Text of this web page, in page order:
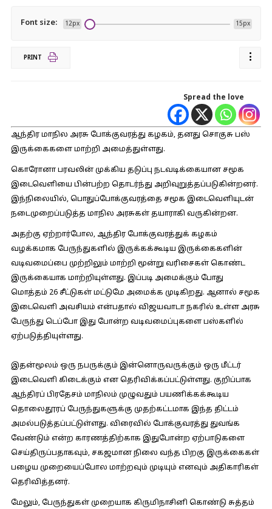
Font size: 12px 15px
PRINT
Spread the love
ஆந்திர மாநில அரசு போக்குவரத்து கழகம், தனது சொகுசு பஸ்
இருக்கைகளை மாற்றி அமைத்துள்ளது.
கொரோனா பரவலின் முக்கிய தடுப்பு நடவடிக்கையான சமூக
இடைவெளியை பின்பற்ற தொடர்ந்து அறிவுறுத்தப்படுகின்றனர்.
இந்நிலையில், பொதுப்போக்குவரத்தை சமூக இடைவெளியுடன்
நடைமுறைப்படுத்த மாநில அரசுகள் தயாராகி வருகின்றன.
அதற்கு ஏற்றார்போல, ஆந்திர போக்குவரத்துக் கழகம்
வழக்கமாக பேருந்துகளில் இருக்கக்கூடிய இருக்கைகளின்
வடிவமைப்பை முற்றிலும் மாற்றி மூன்று வரிசைகள் கொண்ட
இருக்கையாக மாற்றியுள்ளது. இப்படி அமைக்கும் போது
மொத்தம் 26 சீட்டுகள் மட்டுமே அமைக்க முடிகிறது. ஆனால் சமூக
இடைவெளி அவசியம் என்பதால் விஜயவாடா நகரில் உள்ள அரசு
பேருந்து டெப்போ இது போன்ற வடிவமைப்புகளை பஸ்களில்
ஏற்படுத்தியுள்ளது.
இதன்மூலம் ஒரு நபருக்கும் இன்னொருவருக்கும் ஒரு மீட்டர்
இடைவெளி கிடைக்கும் என தெரிவிக்கப்பட்டுள்ளது. குறிப்பாக
ஆந்திரப் பிரதேசம் மாநிலம் முழுவதும் பயணிக்கக்கூடிய
தொலைதூரப் பேருந்துகளுக்கு முதற்கட்டமாக இந்த திட்டம்
அமல்படுத்தப்பட்டுள்ளது. விரைவில் போக்குவரத்து துவங்க
வேண்டும் என்ற காரணத்திற்காக இதுபோன்ற ஏற்பாடுகளை
செய்திருப்பதாகவும், சகஜமான நிலை வந்த பிறகு இருக்கைகள்
பழைய முறையைப்போல மாற்றவும் முடியும் எனவும் அதிகாரிகள்
தெரிவித்தனர்.
மேலும், பேருந்துகள் முறையாக கிருமிநாசினி கொண்டு சுத்தம்